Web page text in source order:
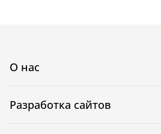
О нас
Разработка сайтов